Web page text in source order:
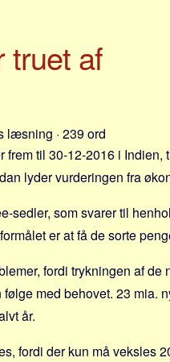
af
læsning · 239 ord
til 30-12-2016 i
lyder vurderingen fra
sedler, som svarer til
er at få de sorte
fordi trykningen af de
med behovet. 23 mia.
år.
fordi der kun må veksles